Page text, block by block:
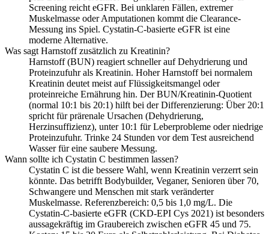
Screening reicht eGFR. Bei unklaren Fällen, extremer
Muskelmasse oder Amputationen kommt die Clearance-
Messung ins Spiel. Cystatin-C-basierte eGFR ist eine
moderne Alternative.
Was sagt Harnstoff zusätzlich zu Kreatinin?
Harnstoff (BUN) reagiert schneller auf Dehydrierung und
Proteinzufuhr als Kreatinin. Hoher Harnstoff bei normalem
Kreatinin deutet meist auf Flüssigkeitsmangel oder
proteinreiche Ernährung hin. Der BUN/Kreatinin-Quotient
(normal 10:1 bis 20:1) hilft bei der Differenzierung: Über 20:1
spricht für prärenale Ursachen (Dehydrierung,
Herzinsuffizienz), unter 10:1 für Leberprobleme oder niedrige
Proteinzufuhr. Trinke 24 Stunden vor dem Test ausreichend
Wasser für eine saubere Messung.
Wann sollte ich Cystatin C bestimmen lassen?
Cystatin C ist die bessere Wahl, wenn Kreatinin verzerrt sein
könnte. Das betrifft Bodybuilder, Veganer, Senioren über 70,
Schwangere und Menschen mit stark veränderter
Muskelmasse. Referenzbereich: 0,5 bis 1,0 mg/L. Die
Cystatin-C-basierte eGFR (CKD-EPI Cys 2021) ist besonders
aussagekräftig im Graubereich zwischen eGFR 45 und 75.